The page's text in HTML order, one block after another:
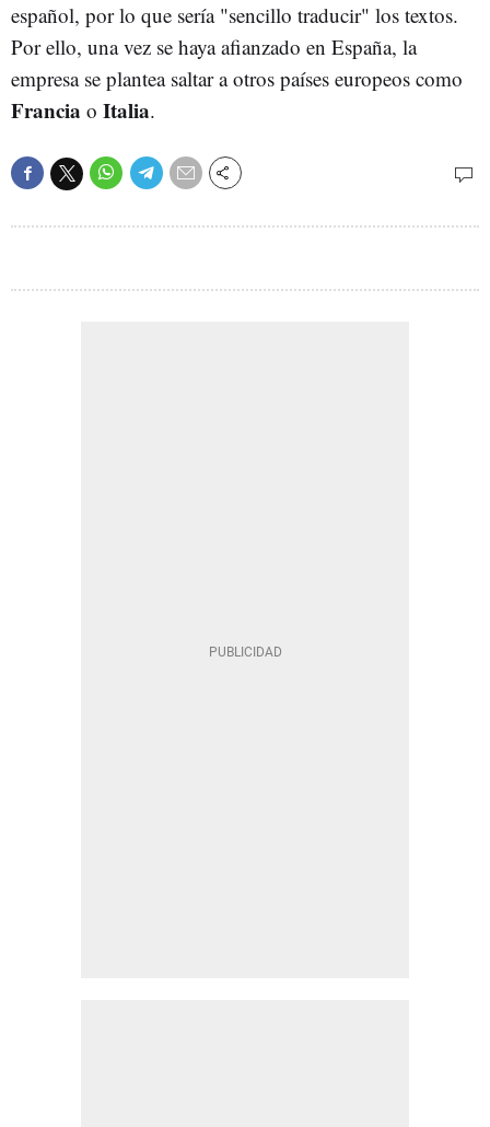
español, por lo que sería "sencillo traducir" los textos.
Por ello, una vez se haya afianzado en España, la
empresa se plantea saltar a otros países europeos como
Francia o Italia.